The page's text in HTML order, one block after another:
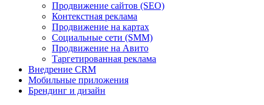
Продвижение сайтов (SEO)
Контекстная реклама
Продвижение на картах
Социальные сети (SMM)
Продвижение на Авито
Таргетированная реклама
Внедрение CRM
Мобильные приложения
Брендинг и дизайн